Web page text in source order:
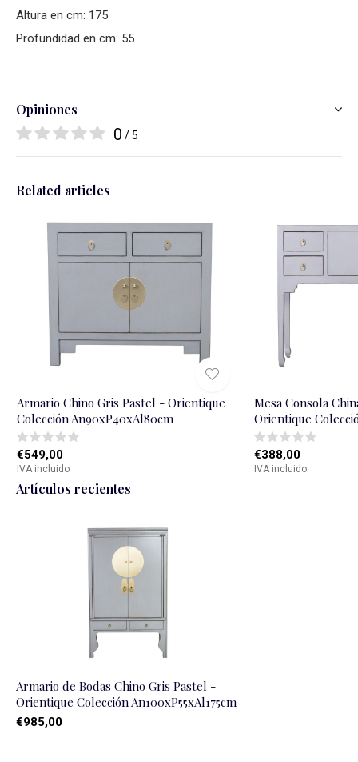
Altura en cm: 175
Profundidad en cm: 55
Opiniones
0 / 5
Related articles
Armario Chino Gris Pastel - Orientique
Colección An90xP40xAl80cm
€549,00
IVA incluido
Mesa Consola
Orientique
€388,00
IVA incluido
Artículos recientes
Armario de Bodas Chino Gris Pastel -
Orientique Colección An100xP55xAl175cm
€985,00